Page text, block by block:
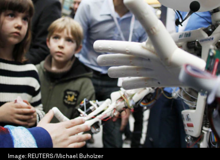
Image: REUTERS/Michael Buholzer